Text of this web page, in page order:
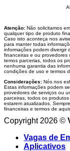
Atenção: Não solicitamos
qualquer tipo de produto
Caso isto aconteça nos
para manter todas
informações podem divergir
financeiras e ou provedores
temos parcerias, todos os
nenhuma garantia das
condições de uso e termos
Considerações: Nós nos
Estas informações podem
provedores de serviços ou
parceiras, todos os
estarem atualizados.
financeiras e termos de
Copyright 2026 ©
Vagas de
Aplicativos